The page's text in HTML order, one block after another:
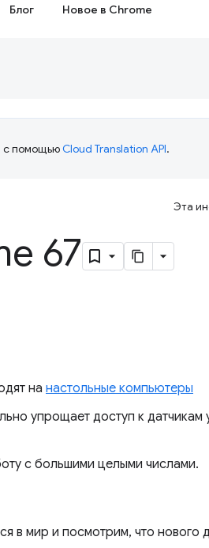
Блог Новое в Chrome
с помощьюCloud Translation API.
Эта
67
на настольные компьютеры
упрощает доступ к датчикам
с большими целыми числами.
в мир и посмотрим, что нового